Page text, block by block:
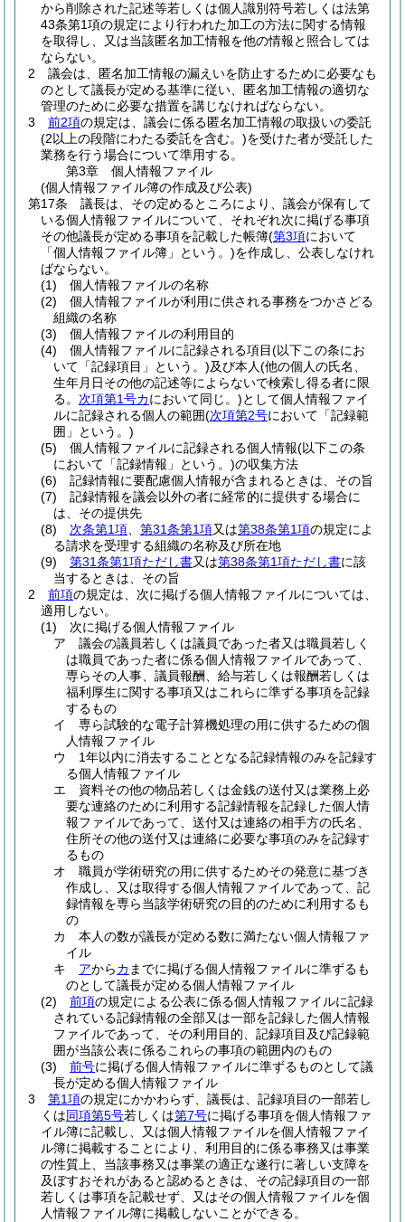
から削除された記述等若しくは個人識別符号若しくは法第
43条第1項の規定により行われた加工の方法に関する情報
を取得し、又は当該匿名加工情報を他の情報と照合しては
ならない。
2
議会は、匿名加工情報の漏えいを防止するために必要なも
のとして議長が定める基準に従い、匿名加工情報の適切な
管理のために必要な措置を講じなければならない。
3
前2項の規定は、議会に係る匿名加工情報の取扱いの委託
(2以上の段階にわたる委託を含む。)を受けた者が受託した
業務を行う場合について準用する。
第3章
個人情報ファイル
(個人情報ファイル簿の作成及び公表)
第17条
議長は、その定めるところにより、議会が保有して
いる個人情報ファイルについて、それぞれ次に掲げる事項
その他議長が定める事項を記載した帳簿(第3項において
「個人情報ファイル簿」という。)を作成し、公表しなけれ
ばならない。
(1)
個人情報ファイルの名称
(2)
個人情報ファイルが利用に供される事務をつかさどる
組織の名称
(3)
個人情報ファイルの利用目的
(4)
個人情報ファイルに記録される項目(以下この条にお
いて「記録項目」という。)及び本人(他の個人の氏名、
生年月日その他の記述等によらないで検索し得る者に限
る。 次項第1号カにおいて同じ。)として個人情報ファイ
ルに記録される個人の範囲(次項第2号において「記録範
囲」という。)
(5)
個人情報ファイルに記録される個人情報(以下この条
において「記録情報」という。)の収集方法
(6)
記録情報に要配慮個人情報が含まれるときは、その旨
(7)
記録情報を議会以外の者に経常的に提供する場合に
は、その提供先
(8)
次条第1項 第31条第1項又は第38条第1項の規定によ
る請求を受理する組織の名称及び所在地
(9)
第31条第1項ただし書又は第38条第1項ただし書に該
当するときは、その旨
2
前項の規定は、次に掲げる個人情報ファイルについては、
適用しない。
(1)
次に掲げる個人情報ファイル
ア
議会の議員若しくは議員であった者又は職員若しく
は職員であった者に係る個人情報ファイルであって、
専らその人事、議員報酬、給与若しくは報酬若しくは
福利厚生に関する事項又はこれらに準ずる事項を記録
するもの
イ
専ら試験的な電子計算機処理の用に供するための個
人情報ファイル
ウ
1年以内に消去することとなる記録情報のみを記録す
る個人情報ファイル
エ
資料その他の物品若しくは金銭の送付又は業務上必
要な連絡のために利用する記録情報を記録した個人情
報ファイルであって、送付又は連絡の相手方の氏名、
住所その他の送付又は連絡に必要な事項のみを記録す
るもの
オ
職員が学術研究の用に供するためその発意に基づき
作成し、又は取得する個人情報ファイルであって、記
録情報を専ら当該学術研究の目的のために利用するも
の
カ
本人の数が議長が定める数に満たない個人情報ファ
イル
キ
アからカ までに掲げる個人情報ファイルに準ずるも
のとして議長が定める個人情報ファイル
(2)
前項の規定による公表に係る個人情報ファイルに記録
されている記録情報の全部又は一部を記録した個人情報
ファイルであって、その利用目的、記録項目及び記録範
囲が当該公表に係るこれらの事項の範囲内のもの
(3)
前号に掲げる個人情報ファイルに準ずるものとして議
長が定める個人情報ファイル
3
第1項の規定にかかわらず、議長は、記録項目の一部若し
くは同項第5号若しくは第7号に掲げる事項を個人情報ファ
イル簿に記載し、又は個人情報ファイルを個人情報ファイ
ル簿に掲載することにより、利用目的に係る事務又は事業
の性質上、当該事務又は事業の適正な遂行に著しい支障を
及ぼすおそれがあると認めるときは、その記録項目の一部
若しくは事項を記載せず、又はその個人情報ファイルを個
人情報ファイル簿に掲載しないことができる。